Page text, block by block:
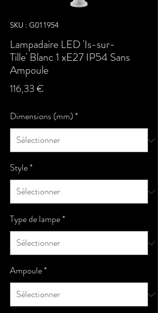
SKU : G011954
Lampadaire LED 'Is-sur-
Tille' Blanc 1 xE27 IP54 Sans
Ampoule
116,33 €
Dimensions (mm)*
Style*
Type de lampe*
Ampoule*